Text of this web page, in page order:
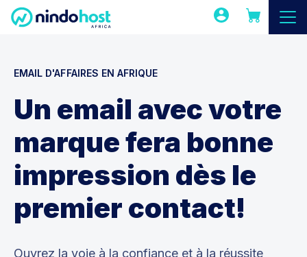
EMAIL D'AFFAIRES EN AFRIQUE
Un email avec votre
marque fera bonne
impression dès le
premier contact!
Ouvrez la voie à la confiance et à la réussite